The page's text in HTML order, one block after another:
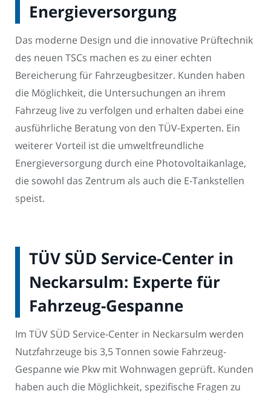
Energieversorgung
Das moderne Design und die innovative Prüftechnik
des neuen TSCs machen es zu einer echten
Bereicherung für Fahrzeugbesitzer. Kunden haben
die Möglichkeit, die Untersuchungen an ihrem
Fahrzeug live zu verfolgen und erhalten dabei eine
ausführliche Beratung von den TÜV-Experten. Ein
weiterer Vorteil ist die umweltfreundliche
Energieversorgung durch eine Photovoltaikanlage,
die sowohl das Zentrum als auch die E-Tankstellen
speist.
TÜV SÜD Service-Center in
Neckarsulm: Experte für
Fahrzeug-Gespanne
Im TÜV SÜD Service-Center in Neckarsulm werden
Nutzfahrzeuge bis 3,5 Tonnen sowie Fahrzeug-
Gespanne wie Pkw mit Wohnwagen geprüft. Kunden
haben auch die Möglichkeit, spezifische Fragen zu